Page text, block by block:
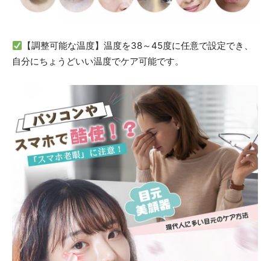
【調整可能な温度】温度を38～45度に任意で設定でき、
自分にちょうどいい温度でケア可能です。